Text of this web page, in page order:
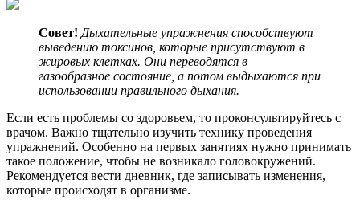
Совет! Дыхательные упражнения способствуют
выведению токсинов, которые присутствуют в
жировых клетках. Они переводятся в
газообразное состояние, а потом выдыхаются при
использовании правильного дыхания.
Если есть проблемы со здоровьем, то проконсультируйтесь с
врачом. Важно тщательно изучить технику проведения
упражнений. Особенно на первых занятиях нужно принимать
такое положение, чтобы не возникало головокружений.
Рекомендуется вести дневник, где записывать изменения,
которые происходят в организме.